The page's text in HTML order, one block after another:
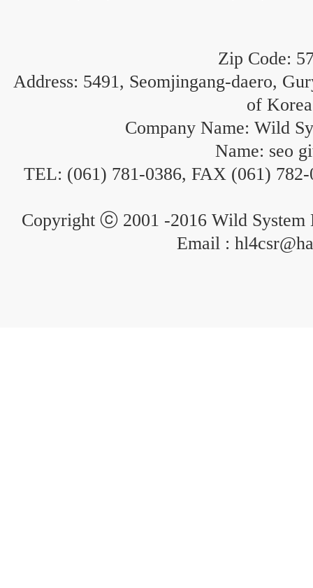
Zip Code:
Address: 5491, Seomjingang-daero,
of Korea
Company Name: Wild
Name: seo
TEL: (061) 781-0386, FAX (061)
Copyright ⓒ 2001 -2016 Wild System
Email :